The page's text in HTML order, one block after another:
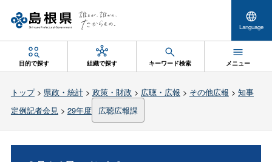
Language
目的で探す 組織で探す キーワード検索 メニュー
トップ> 県政・統計> 政策・財政 > 広聴・広報 > その他広報 > 知事
定例記者会見> 29年度 広聴広報課